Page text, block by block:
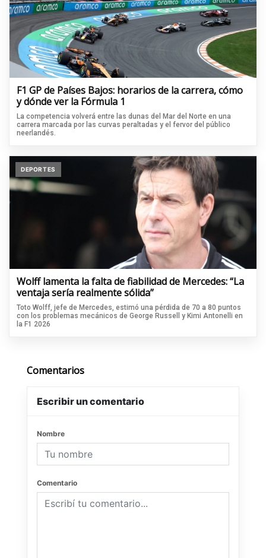
F1 GP de Países Bajos: horarios de la carrera, cómo
y dónde ver la Fórmula 1
La competencia volverá entre las dunas del Mar del Norte en una
carrera marcada por las curvas peraltadas y el fervor del público
neerlandés.
DEPORTES
Wolff lamenta la falta de fiabilidad de Mercedes: “La
ventaja sería realmente sólida”
Toto Wolff, jefe de Mercedes, estimó una pérdida de 70 a 80 puntos
con los problemas mecánicos de George Russell y Kimi Antonelli en
la F1 2026
Comentarios
Escribir un comentario
Nombre
Comentario